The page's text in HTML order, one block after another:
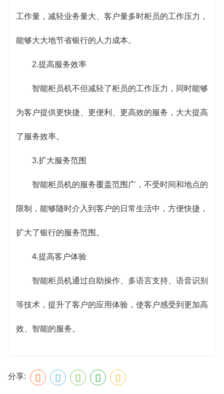
工作量，减轻业务量大、客户量多时柜员的工作压力，
能够大大地节省银行的人力成本。
2.提高服务效率
智能柜员机不但减轻了柜员的工作压力，同时能够
为客户提供更快捷、更便利、更高效的服务，大大提高
了服务效率。
3.扩大服务范围
智能柜员机的服务覆盖范围广，不受时间和地点的
限制，能够随时介入到客户的日常生活中，方便快捷，
扩大了银行的服务范围。
4.提高客户体验
智能柜员机通过自助操作、多语言支持、语音识别
等技术，提升了客户的应用体验，使客户感受到更加高
效、智能的服务。
分享: